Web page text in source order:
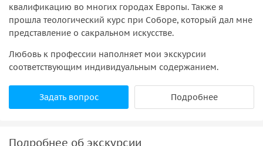
квалификацию во многих городах Европы. Также я
прошла теологический курс при Соборе, который дал мне
представление о сакральном искусстве.
Любовь к профессии наполняет мои экскурсии
соответствующим индивидуальным содержанием.
Задать вопрос Подробнее
Подробнее об экскурсии